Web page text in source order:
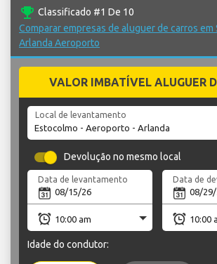
emoji_events Classificado #1 De 10
Comparar empresas de aluguer de carros em
Arlanda Aeroporto
VALOR IMBATÍVEL ALUGUER
Local de levantamento
Devolução no mesmo local
Data de levantamento Data de
Idade do condutor: